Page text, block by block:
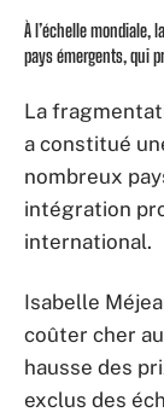
À l’échelle mondiale,
pays émergents, qui
La
a constitué
nombreux
intégration
international.
Isabelle
coûter cher
hausse des
exclus des